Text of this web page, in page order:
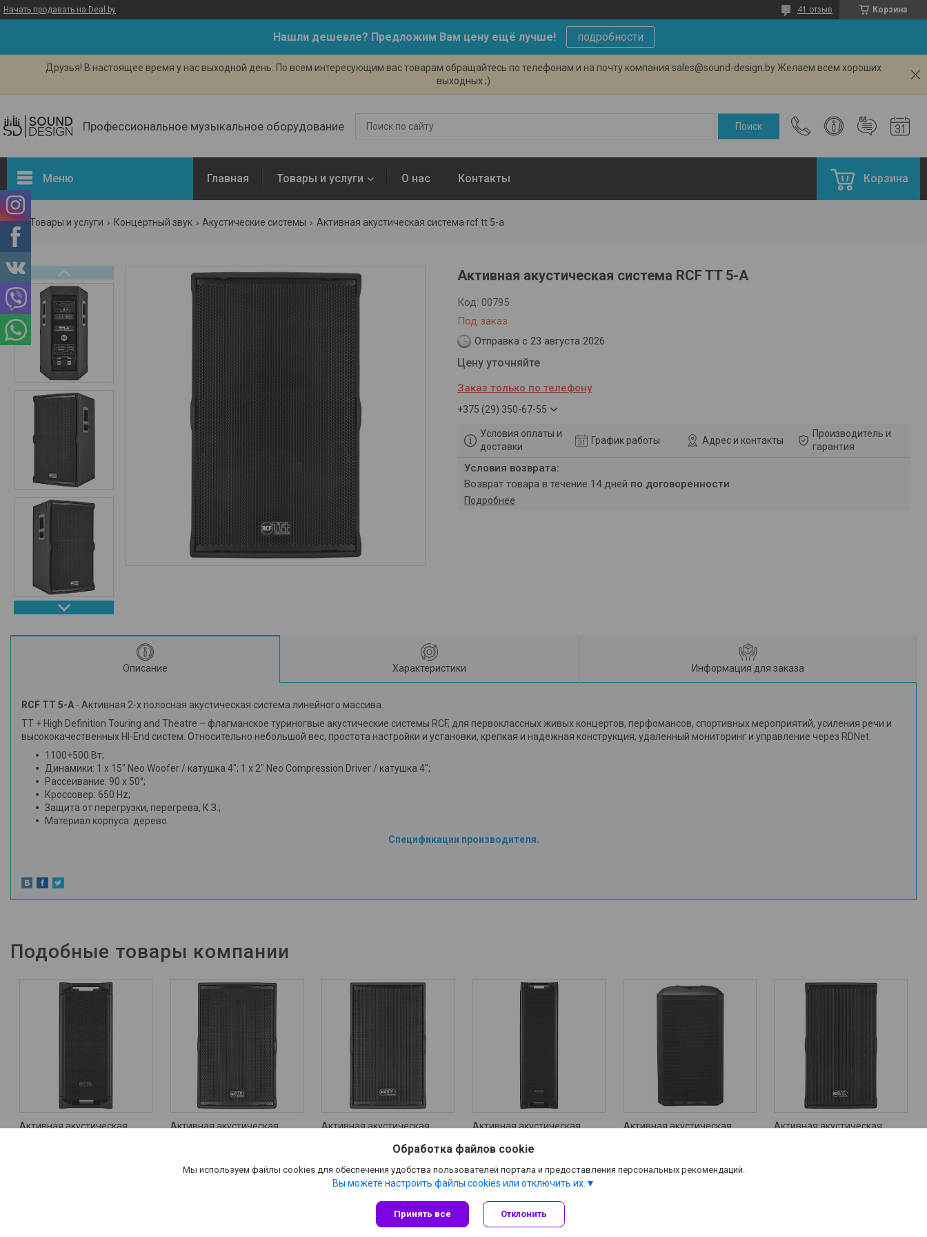
Начать продавать на Deal.by Корзина
41 отзыв
Нашли дешевле? Предложим Вам цену ещё лучше! подробности
Друзья! В настоящее время у нас выходной день. По всем интересующим вас товарам обращайтесь по телефонам и на почту компания sales@sound-design.by Желаем всем хороших
выходных ;)
Профессиональное музыкальное оборудование
Меню Главная Товары и услуги О нас Контакты Корзина
Товары и услуги Концертный звук Акустические системы Активная акустическая система rcf tt 5-a
Активная акустическая система RCF TT 5-A
Под заказ
Код: 00795
Отправка с 23 августа 2026
Цену уточняйте
Заказ только по телефону
+375 (29) 350-67-55
Условия оплаты и
доставки
График работы Адрес и контакты
Производитель и
гарантия
возврат товара в течение 14 дней по договоренности
Подробнее
Описание Характеристики Информация для заказа
RCF TT 5-A - Активная 2-х полосная акустическая система линейного массива.
TT + High Definition Touring and Theatre – флагманское туриногвые акустические системы RCF, для первоклассных живых концертов, перфомансов, спортивных мероприятий, усиления речи и
высококачественных HI-End систем. Относительно небольшой вес, простота настройки и установки, крепкая и надежная конструкция, удаленный мониторинг и управление через RDNet.
1100+500 Вт;
Динамики: 1 x 15" Neo Woofer / катушка 4"; 1 x 2" Neo Compression Driver / катушка 4";
Рассеивание: 90 x 50°;
Кроссовер: 650 Hz;
Защита от перегрузки, перегрева, К.З.;
Материал корпуса: дерево.
Спецификации производителя.
Подобные товары компании
Активная акустическая
Активная акустическая
Активная акустическая
Активная акустическая
Активная акустическая
Активная акустическая
Обработка файлов cookie
Мы используем файлы cookies для обеспечения удобства пользователей портала и предоставления персональных рекомендаций.
Вы можете настроить файлы cookies или отключить их.
Принять все Отклонить